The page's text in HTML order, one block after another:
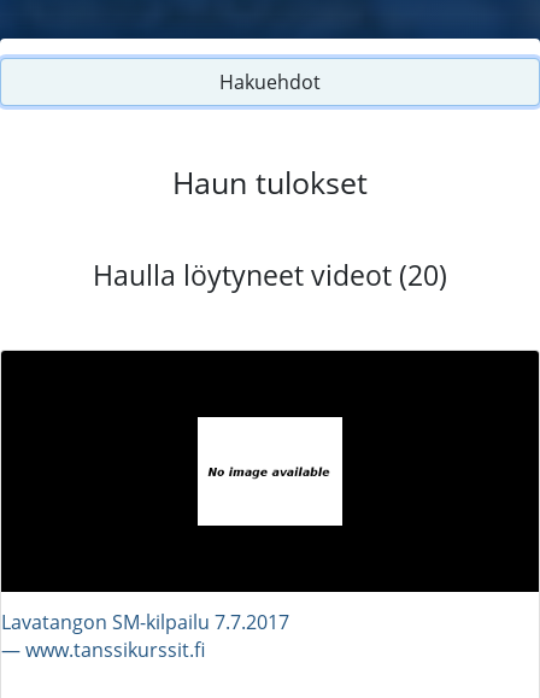
Hakuehdot
Haun tulokset
Haulla löytyneet videot (20)
Lavatangon SM-kilpailu 7.7.2017
― www.tanssikurssit.fi